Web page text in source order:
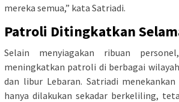
mereka semua,” kata Satriadi.
Patroli Ditingkatkan
Selain menyiagakan ribuan
meningkatkan patroli di berbagai
dan libur Lebaran. Satriadi
hanya dilakukan sekadar berkeliling,